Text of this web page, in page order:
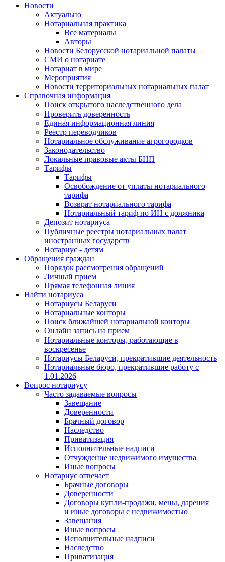
Новости
Актуально
Нотариальная практика
Все материалы
Авторы
Новости Белорусской нотариальной палаты
СМИ о нотариате
Нотариат в мире
Мероприятия
Новости территориальных нотариальных палат
Справочная информация
Поиск открытого наследственного дела
Проверить доверенность
Единая информационная линия
Реестр переводчиков
Нотариальное обслуживание агрогородков
Законодательство
Локальные правовые акты БНП
Тарифы
Тарифы
Освобождение от уплаты нотариального
тарифа
Возврат нотариального тарифа
Нотариальный тариф по ИН с должника
Депозит нотариуса
Публичные реестры нотариальных палат
иностранных государств
Нотариус - детям
Обращения граждан
Порядок рассмотрения обращений
Личный прием
Прямая телефонная линия
Найти нотариуса
Нотариусы Беларуси
Нотариальные конторы
Поиск ближайшей нотариальной конторы
Онлайн запись на прием
Нотариальные конторы, работающие в
воскресенье
Нотариусы Беларуси, прекратившие деятельность
Нотариальные бюро, прекратившие работу с
1.01.2026
Вопрос нотариусу
Часто задаваемые вопросы
Завещание
Доверенности
Брачный договор
Наследство
Приватизация
Исполнительные надписи
Отчуждение недвижимого имущества
Иные вопросы
Нотариус отвечает
Брачные договоры
Доверенности
Договоры купли-продажи, мены, дарения
и иные договоры с недвижимостью
Завещания
Иные вопросы
Исполнительные надписи
Наследство
Приватизация